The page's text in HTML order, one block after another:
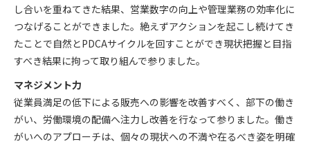
し合いを重ねてきた結果、営業数字の向上や管理業務の効率化に
つなげることができました。絶えずアクションを起こし続けてき
たことで自然とPDCAサイクルを回すことができ現状把握と目指
すべき結果に拘って取り組んで参りました。
マネジメント力
従業員満足の低下による販売への影響を改善すべく、部下の働き
がい、労働環境の配備へ注力し改善を行なって参りました。働き
がいへのアプローチは、個々の現状への不満や在るべき姿を明確